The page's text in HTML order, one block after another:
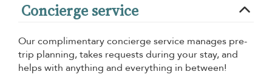
Concierge service
Our complimentary concierge service manages pre-
trip planning, takes requests during your stay, and
helps with anything and everything in between!